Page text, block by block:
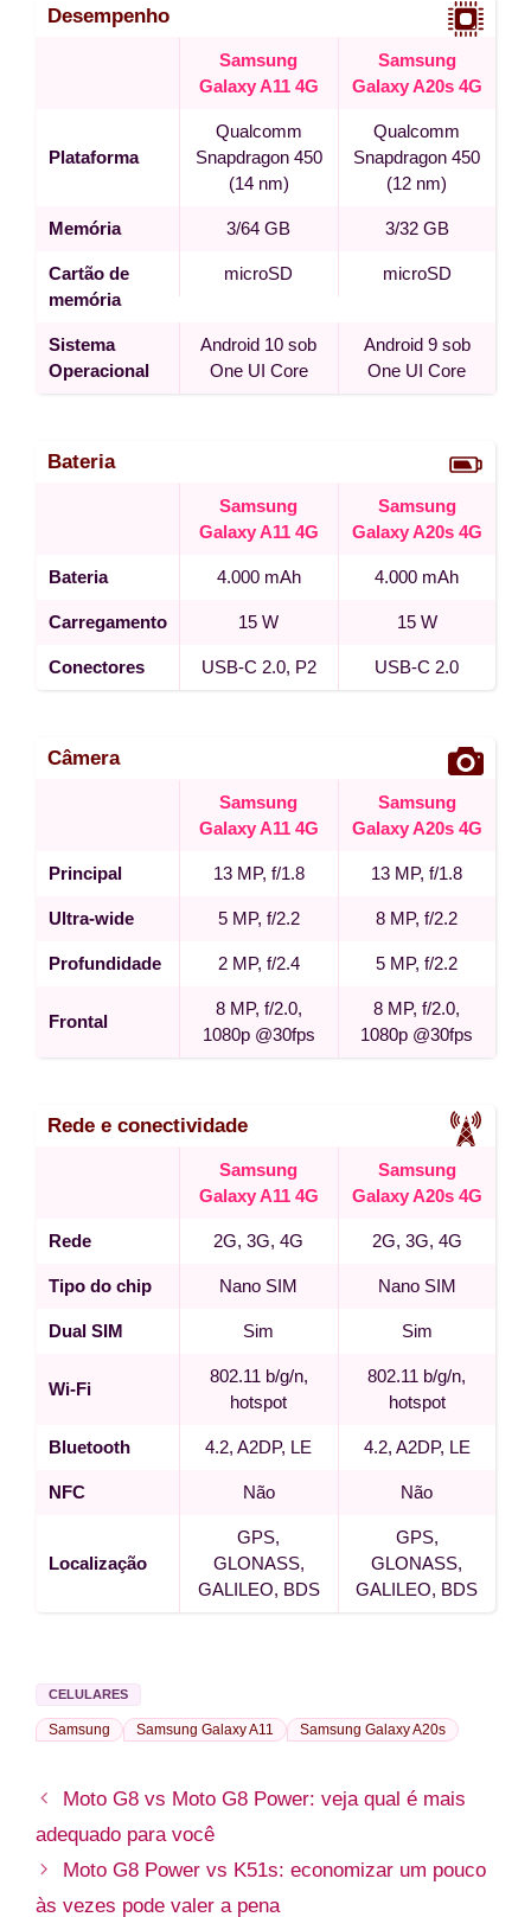
Desempenho
Samsung
Galaxy A11 4G
Samsung
Galaxy A20s 4G
Plataforma
Qualcomm
Snapdragon 450
(14 nm)
Qualcomm
Snapdragon 450
(12 nm)
Memória 3/64 GB 3/32 GB
Cartão de
memória
microSD microSD
Sistema
Operacional
Android 10 sob
One UI Core
Android 9 sob
One UI Core
Bateria
Samsung
Galaxy A11 4G
Samsung
Galaxy A20s 4G
Bateria 4.000 mAh 4.000 mAh
Carregamento 15 W 15 W
Conectores USB-C 2.0, P2 USB-C 2.0
Câmera
Samsung
Galaxy A11 4G
Samsung
Galaxy A20s 4G
Principal 13 MP, f/1.8 13 MP, f/1.8
Ultra-wide 5 MP, f/2.2 8 MP, f/2.2
Profundidade 2 MP, f/2.4 5 MP, f/2.2
Frontal
8 MP, f/2.0,
1080p @30fps
8 MP, f/2.0,
1080p @30fps
Rede e conectividade
Samsung
Galaxy A11 4G
Samsung
Galaxy A20s 4G
Rede 2G, 3G, 4G 2G, 3G, 4G
Tipo do chip Nano SIM Nano SIM
Dual SIM Sim Sim
Wi-Fi
802.11 b/g/n,
hotspot
802.11 b/g/n,
hotspot
Bluetooth 4.2, A2DP, LE 4.2, A2DP, LE
NFC Não Não
Localização
GPS,
GLONASS,
GALILEO, BDS
GPS,
GLONASS,
GALILEO, BDS
CELULARES
Samsung Samsung Galaxy A11 Samsung Galaxy A20s
Moto G8 vs Moto G8 Power: veja qual é mais
adequado para você
Moto G8 Power vs K51s: economizar um pouco
às vezes pode valer a pena